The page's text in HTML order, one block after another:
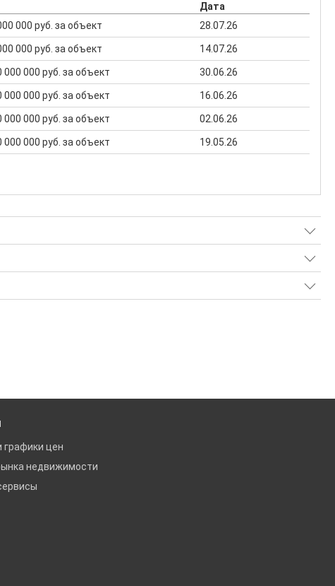
Дата
000 руб. за объект 28.07.26
000 руб. за объект 14.07.26
000 000 руб. за объект 30.06.26
000 000 руб. за объект 16.06.26
000 000 руб. за объект 02.06.26
000 000 руб. за объект 19.05.26
графики цен
недвижимости